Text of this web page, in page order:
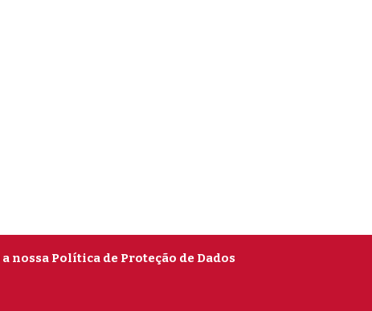
a nossa Política de Proteção de Dados